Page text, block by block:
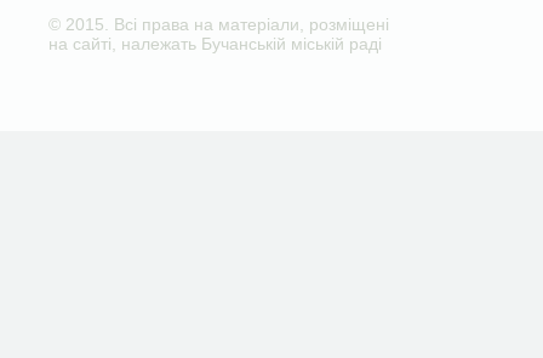
© 2015. Всі права на матеріали, розміщені
на сайті, належать Бучанській міській раді